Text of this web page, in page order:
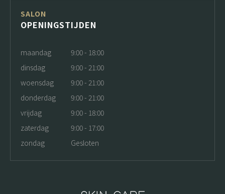
SALON
OPENINGSTIJDEN
maandag
9:00 - 18:00
dinsdag
9:00 - 21:00
woensdag
9:00 - 21:00
donderdag
9:00 - 21:00
vrijdag
9:00 - 18:00
zaterdag
9:00 - 17:00
zondag
Gesloten